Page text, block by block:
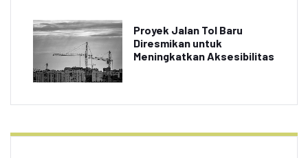
Proyek Jalan Tol Baru
Diresmikan untuk
Meningkatkan Aksesibilitas